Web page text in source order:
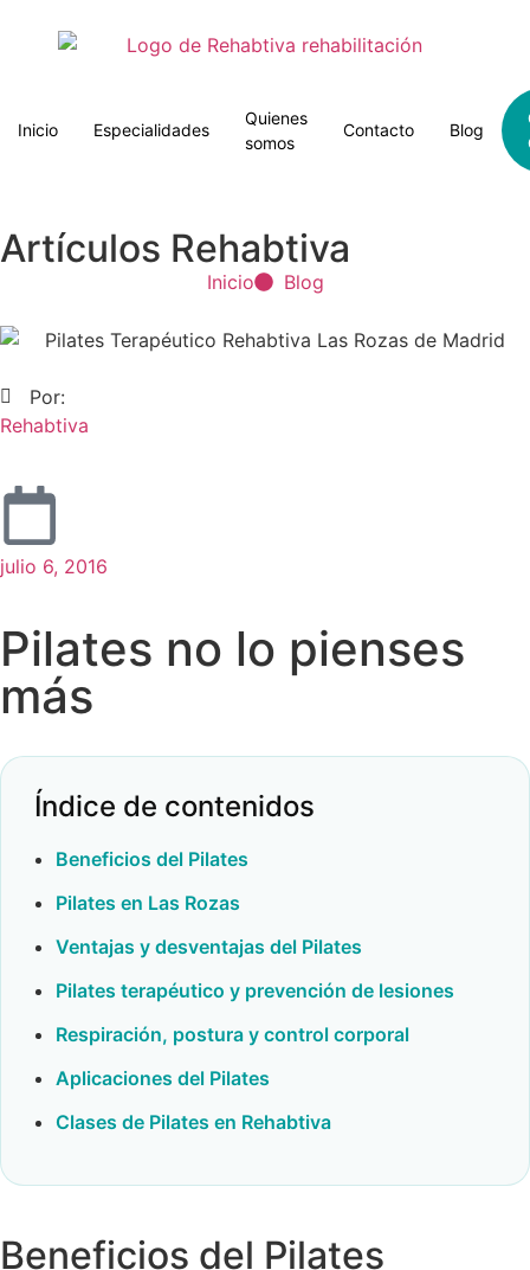
Inicio Especialidades
Quienes
somos
Contacto Blog
Artículos Rehabtiva
Inicio Blog
Por:
Rehabtiva
julio 6, 2016
Pilates no lo pienses
más
Índice de contenidos
Beneficios del Pilates
Pilates en Las Rozas
Ventajas y desventajas del Pilates
Pilates terapéutico y prevención de lesiones
Respiración, postura y control corporal
Aplicaciones del Pilates
Clases de Pilates en Rehabtiva
Beneficios del Pilates